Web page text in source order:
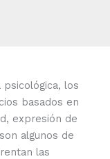
psicológica, los
basados en
expresión de
algunos de
las